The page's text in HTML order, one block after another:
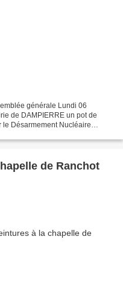
générale Lundi 06
de DAMPIERRE un pot de
le Désarmement Nucléaire
de Ranchot